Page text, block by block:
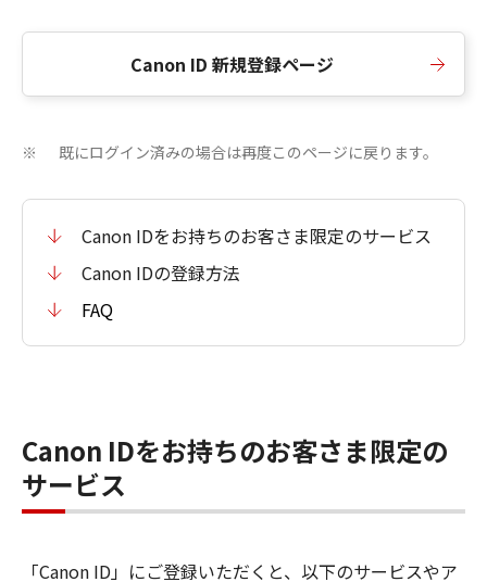
Canon ID 新規登録ページ
※ 既にログイン済みの場合は再度このページに戻ります。
Canon IDをお持ちのお客さま限定のサービス
Canon IDの登録方法
FAQ
Canon IDをお持ちのお客さま限定の
サービス
「Canon ID」にご登録いただくと、以下のサービスやア